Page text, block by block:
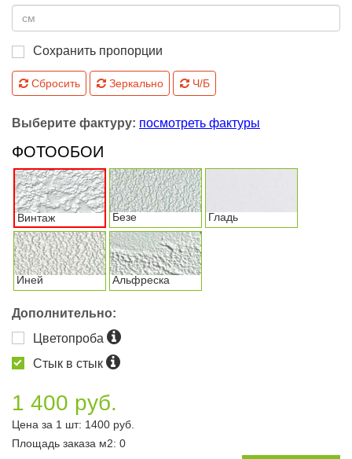
Сохранить пропорции
Сбросить Зеркально Ч/Б
Выберите фактуру: посмотреть фактуры
ФОТООБОИ
Винтаж Безе Гладь
Иней Альфреска
Дополнительно:
Цветопроба
Стык в стык
1 400 руб.
Цена за 1 шт: 1400 руб.
Площадь заказа м2: 0